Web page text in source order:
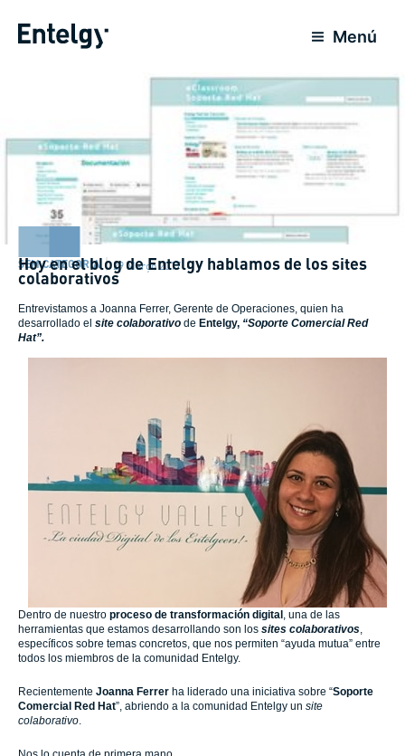
para
Menú
SEM CATEGORIA 29 Março 2017
Hoy en el blog de Entelgy hablamos de los sites
colaborativos
Entrevistamos a Joanna Ferrer, Gerente de Operaciones, quien ha
desarrollado el site colaborativo de Entelgy, “Soporte Comercial Red
Hat”.
Dentro de nuestro proceso de transformación digital , una de las
herramientas que estamos desarrollando son los sites colaborativos
específicos sobre temas concretos, que nos permiten “ayuda mutua” entre
todos los miembros de la comunidad Entelgy.
Recientemente Joanna Ferrer ha liderado una iniciativa sobre “Soporte
Comercial Red Hat”, abriendo a la comunidad Entelgy un site
colaborativo